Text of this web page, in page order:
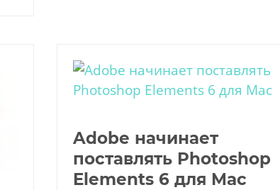
Adobe начинает
поставлять Photoshop
Elements 6 для Mac